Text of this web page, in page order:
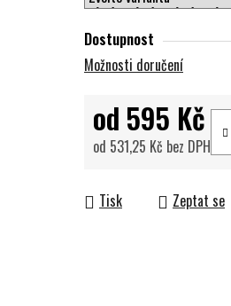
Dostupnost
Možnosti doručení
od 595 Kč
od 531,25 Kč bez DPH
Tisk Zeptat se